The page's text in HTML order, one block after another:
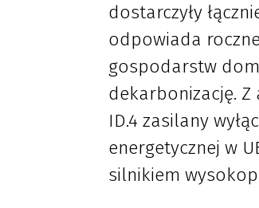
dostarczyły
odpowiada
gospodarstw
dekarbonizację.
ID.4 zasilany
energetycznej w
silnikiem